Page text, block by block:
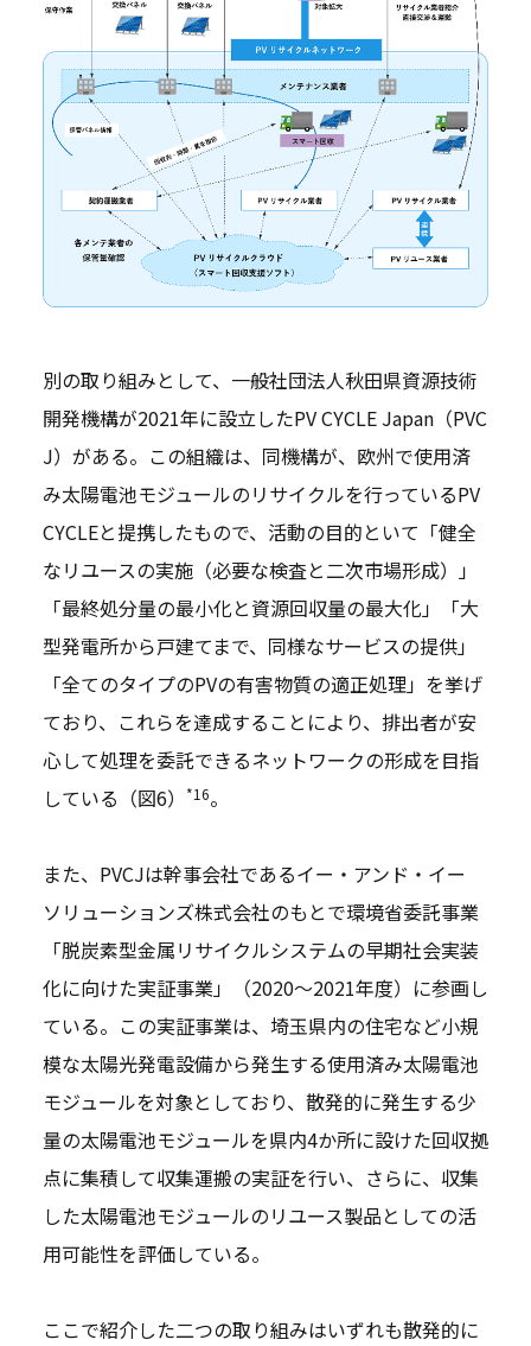
別の取り組みとして、一般社団法人秋田県資源技術
開発機構が2021年に設立したPV CYCLE Japan（PVC
J）がある。この組織は、同機構が、欧州で使用済
み太陽電池モジュールのリサイクルを行っているPV
CYCLEと提携したもので、活動の目的といて「健全
なリユースの実施（必要な検査と二次市場形成）」
「最終処分量の最小化と資源回収量の最大化」「大
型発電所から戸建てまで、同様なサービスの提供」
「全てのタイプのPVの有害物質の適正処理」を挙げ
ており、これらを達成することにより、排出者が安
心して処理を委託できるネットワークの形成を目指
している（図6）
*16。
また、PVCJは幹事会社であるイー・アンド・イー
ソリューションズ株式会社のもとで環境省委託事業
「脱炭素型金属リサイクルシステムの早期社会実装
化に向けた実証事業」（2020～2021年度）に参画し
ている。この実証事業は、埼玉県内の住宅など小規
模な太陽光発電設備から発生する使用済み太陽電池
モジュールを対象としており、散発的に発生する少
量の太陽電池モジュールを県内4か所に設けた回収拠
点に集積して収集運搬の実証を行い、さらに、収集
した太陽電池モジュールのリユース製品としての活
用可能性を評価している。
ここで紹介した二つの取り組みはいずれも散発的に